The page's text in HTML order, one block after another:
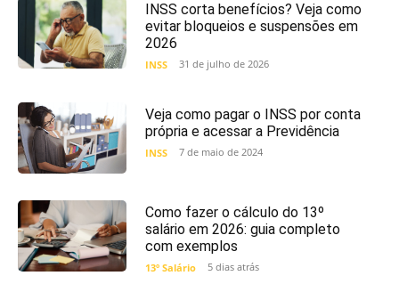
INSS corta benefícios? Veja como
evitar bloqueios e suspensões em
2026
INSS 31 de julho de 2026
Veja como pagar o INSS por conta
própria e acessar a Previdência
INSS 7 de maio de 2024
Como fazer o cálculo do 13º
salário em 2026: guia completo
com exemplos
13º Salário 5 dias atrás